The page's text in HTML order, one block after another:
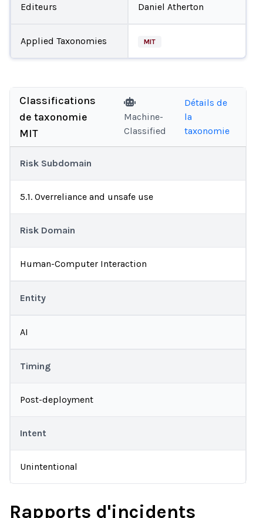
Editeurs Daniel Atherton
Applied Taxonomies MIT
Classifications
de taxonomie
MIT
Machine-
Classified
Détails de
la
taxonomie
Risk Subdomain
5.1. Overreliance and unsafe use
Risk Domain
Human-Computer Interaction
Entity
AI
Timing
Post-deployment
Intent
Unintentional
Rapports d'incidents